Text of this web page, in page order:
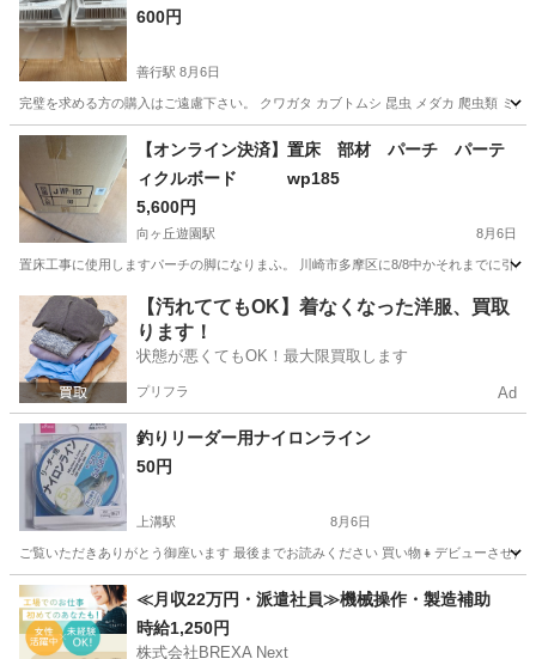
600円
善行駅 8月6日
完璧を求める方の購入はご遠慮下さい。 クワガタ カブトムシ 昆虫 メダカ 爬虫類 ミズ
神奈川 藤沢市 善行駅 その他
【オンライン決済】置床 部材 パーチ パーテ
ィクルボード wp185
5,600円
向ヶ丘遊園駅 8月6日
置床工事に使用しますパーチの脚になりまふ。 川崎市多摩区に8/8中かそれまでに引
神奈川 川崎市 向ヶ丘遊園駅 その他
【汚れててもOK】着なくなった洋服、買取
ります！
状態が悪くてもOK！最大限買取します
プリフラ Ad
釣りリーダー用ナイロンライン
50円
上溝駅 8月6日
ご覧いただきありがとう御座います 最後までお読みください 買い物👧デビューさせ
神奈川 相模原市 上溝駅 その他 リーダー
≪月収22万円・派遣社員≫機械操作・製造補助
時給1,250円
株式会社BREXA Next